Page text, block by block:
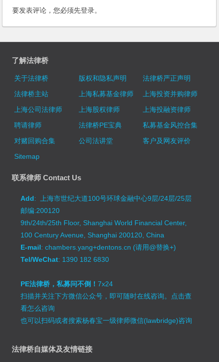
要发表评论，您必须先登录。
了解法律桥
关于法律桥 版权和隐私声明
法律桥严正声明
法律桥主站
上海私募基金律师
上海投资并购律师
上海公司法律师
上海股权律师
上海投融资律师
聘请律师
法律桥PE宝典
私募基金风控合集
对赌回购合集
公司法讲堂
客户及网友评价
Sitemap
联系律师 Contact Us
Add: 上海市世纪大道100号环球金融中心9层/24层/25层
邮编:200120
9th/24th/25th Floor, Shanghai World Financial Center,
100 Century Avenue, Shanghai 200120, China
E-mail: chambers.yang+dentons.cn (请用@替换+)
Tel/WeChat: 1390 182 6830
PE法律桥，私募问不倒！7x24
扫描并关注下方微信公众号，即可随时在线咨询。 点击查
看怎么咨询
也可以扫码或者搜索杨春宝一级律师微信(lawbridge)咨询
法律桥自媒体及友情链接